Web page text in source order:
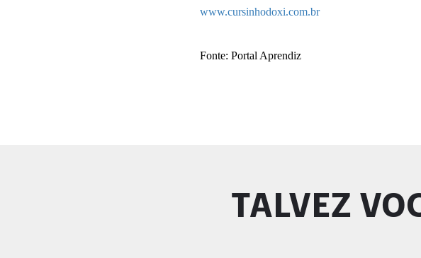
www.cursinhodoxi.com.br
Fonte: Portal Aprendiz
TALVEZ